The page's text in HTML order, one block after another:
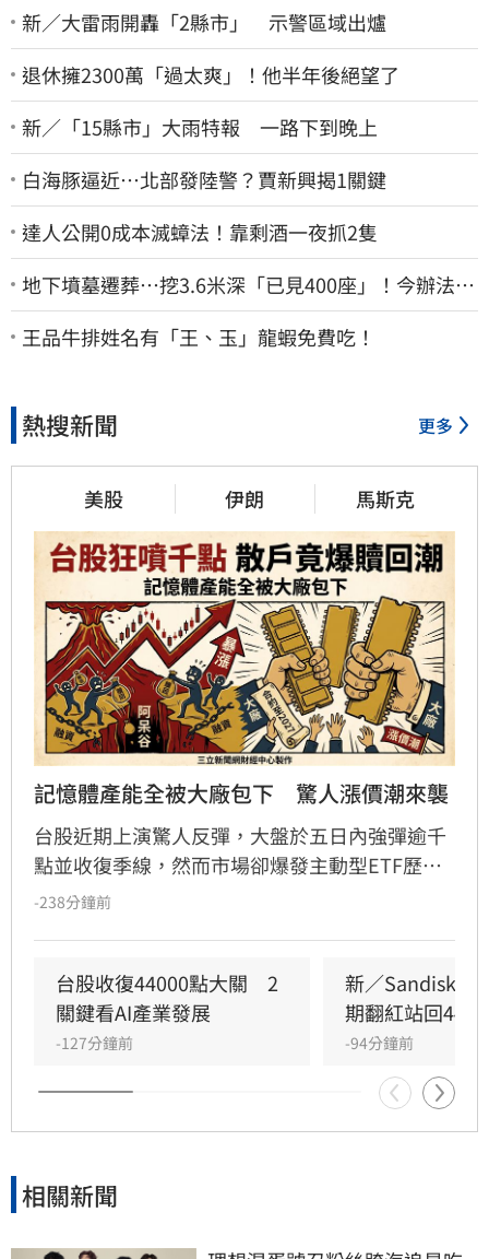
新／大雷雨開轟「2縣市」 示警區域出爐
退休擁2300萬「過太爽」！他半年後絕望了
新／「15縣市」大雨特報 一路下到晚上
白海豚逼近…北部發陸警？賈新興揭1關鍵
達人公開0成本滅蟑法！靠剩酒一夜抓2隻
地下墳墓遷葬…挖3.6米深「已見400座」！今辦法會
安撫祖先
王品牛排姓名有「王、玉」龍蝦免費吃！
熱搜新聞 更多
美股 伊朗 馬斯克
記憶體產能全被大廠包下　驚人漲價潮來襲
台股近期上演驚人反彈，大盤於五日內強彈逾千
點並收復季線，然而市場卻爆發主動型ETF歷史
級別的贖回潮，許多散戶因恐慌而在低檔急殺脫
慎應對。產業方面，記憶體受惠於AI需求爆發，
三星與美光產能遭鎖定至2027年，引發終端產品
漲價潮。此外，AI晶片戰局出現轉折，馬斯克公
開力挺輝達，不僅影響市場信心，更牽動台廠AI
供應鏈的資金板塊。專家提醒，未來擁有實質業
績護體的台廠，才有望在劇烈洗牌中脫穎而出。
-238分鐘前
台股收復44000點大關　2
關鍵看AI產業發展
-127分鐘前
新／Sandisk挫
期翻紅站回
-94分鐘前
相關新聞